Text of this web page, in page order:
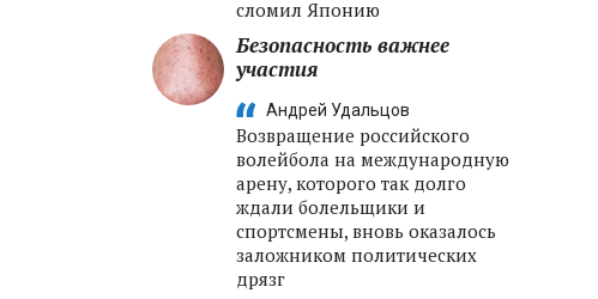
сломил Японию
Безопасность важнее
участия
Андрей Удальцов
Возвращение российского
волейбола на международную
арену, которого так долго
ждали болельщики и
спортсмены, вновь оказалось
заложником политических
дрязг